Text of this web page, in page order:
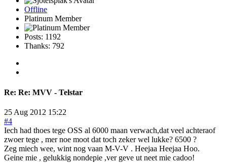
Offline
Platinum Member
Posts: 1192
Thanks: 792
Re: Re: MVV - Telstar
25 Aug 2012 15:22
#4
Iech had thoes tege OSS al 6000 maan verwach,dat veel achteraof
zwoer tege , mer noe moot dat toch zeker wel lukke? 6500 ?
Zeg miech wee, wint nog vaan M-V-V . Heejaa Heejaa Hoo.
Geine mie , gelukkig nondepie ,ver geve ut neet mie cadoo!